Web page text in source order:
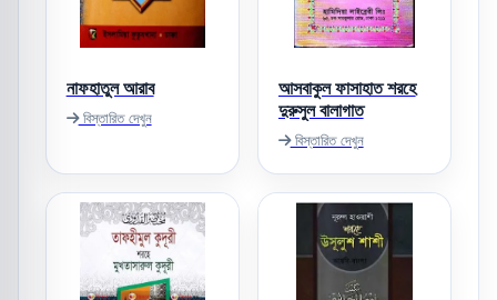
নাফহাতুল আরাব
বিস্তারিত দেখুন
আসবাকুল ফাসাহাত শরহে
দুরুসুল বালাগাত
বিস্তারিত দেখুন